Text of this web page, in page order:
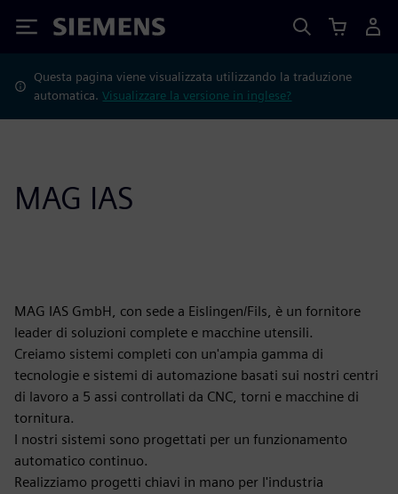
Siemens
Questa pagina viene visualizzata utilizzando la traduzione
automatica.Visualizzare la versione in inglese?
MAG IAS
MAG IAS GmbH, con sede a Eislingen/Fils, è un fornitore
leader di soluzioni complete e macchine utensili.
Creiamo sistemi completi con un'ampia gamma di
tecnologie e sistemi di automazione basati sui nostri centri
di lavoro a 5 assi controllati da CNC, torni e macchine di
tornitura.
I nostri sistemi sono progettati per un funzionamento
automatico continuo.
Realizziamo progetti chiavi in mano per l'industria